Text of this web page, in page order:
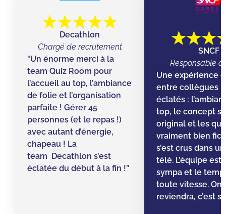
Decathlon
Chargé de recrutement
"Un énorme merci à la
team Quiz Room pour
l’accueil au top, l’ambiance
de folie et l’organisation
parfaite ! Gérer 45
personnes (et le repas !)
avec autant d’énergie,
chapeau ! La
team Decathlon s’est
éclatée du début à la fin !”
SNCF
Responsable
Une expérience
entre collègues !
éclatés :
top, le concept
original et les
vraiment bien
s’est crus dans
télé. L’équipe est
sympa et le
toute vitesse. On
reviendra, c’est